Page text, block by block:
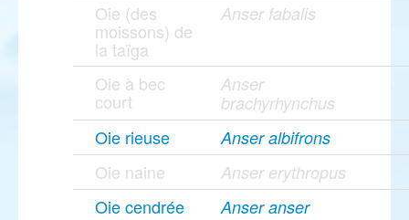
Oie (des
moissons) de
la taïga
Anser fabalis
Oie à bec
court
Anser
brachyrhynchus
Oie rieuse Anser albifrons
Oie naine Anser erythropus
Oie cendrée Anser anser